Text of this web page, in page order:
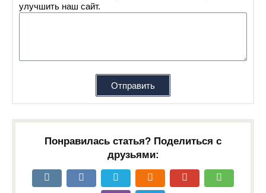
улучшить наш сайт.
Отправить
Понравилась статья? Поделиться с
друзьями: